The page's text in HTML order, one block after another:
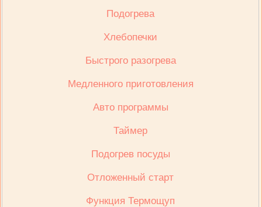
Подогрева
Хлебопечки
Быстрого разогрева
Медленного приготовления
Авто программы
Таймер
Подогрев посуды
Отложенный старт
Функция Термощуп